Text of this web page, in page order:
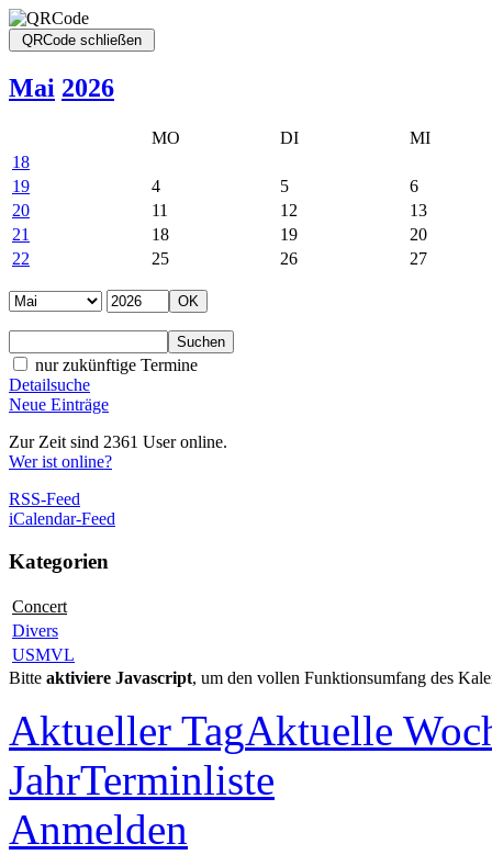
Mai 2026
MO DI
MI
18
19
4 5
6
20
11 12
13
21
18 19
20
22
25 26 27
nur zukünftige Termine
Detailsuche
Neue Einträge
Zur Zeit sind 2361 User online.
Wer ist online?
RSS-Feed
iCalendar-Feed
Kategorien
Concert
Divers
USMVL
Bitte aktiviere Javascript, um den vollen Funktionsumfang des
Aktueller TagAktuelle
JahrTerminliste
Anmelden